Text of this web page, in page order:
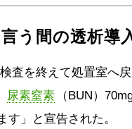
う間の透析導
査を終えて処置室へ
尿素窒素
（BUN）
す」と宣告された。